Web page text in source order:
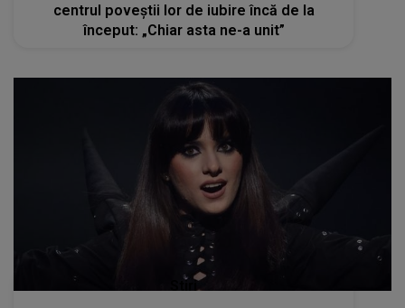
centrul poveștii lor de iubire încă de la
început: „Chiar asta ne-a unit”
Stiri